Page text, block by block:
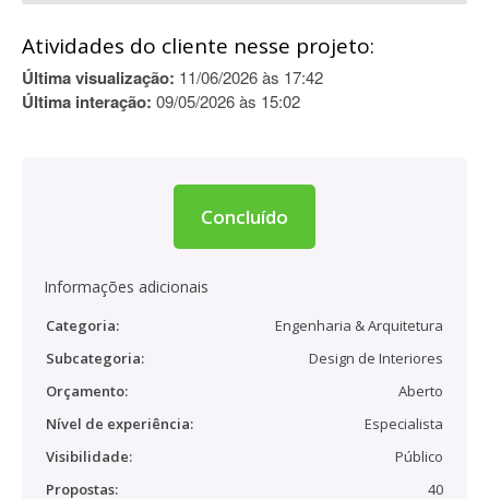
Atividades do cliente nesse projeto:
Última visualização: 11/06/2026 às 17:42
Última interação: 09/05/2026 às 15:02
Concluído
Informações adicionais
Categoria:
Engenharia & Arquitetura
Subcategoria:
Design de Interiores
Orçamento:
Aberto
Nível de experiência:
Especialista
Visibilidade:
Público
Propostas:
40